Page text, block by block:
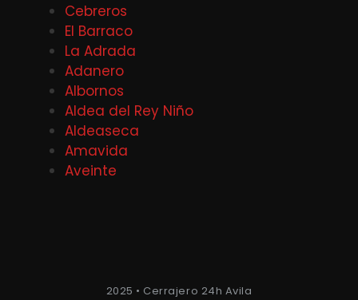
Cebreros
El Barraco
La Adrada
Adanero
Albornos
Aldea del Rey Niño
Aldeaseca
Amavida
Aveinte
2025 • Cerrajero 24h Avila